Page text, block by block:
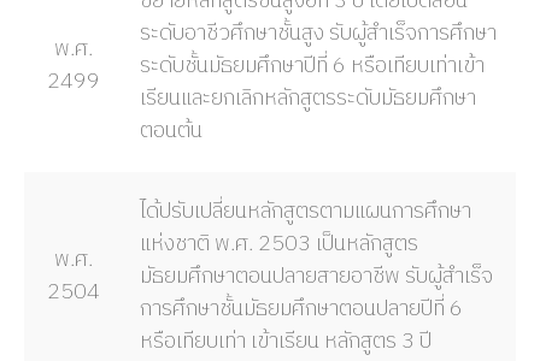
พ.ศ.
2499
ระดับอาชีวศึกษาชั้นสูง รับผู้สำเร็จการศึกษา
ระดับชั้นมัธยมศึกษาปีที่ 6 หรือเทียบเท่าเข้า
เรียนและยกเลิกหลักสูตรระดับมัธยมศึกษา
ตอนต้น
พ.ศ.
2504
ได้ปรับเปลี่ยนหลักสูตรตามแผนการศึกษา
แห่งชาติ พ.ศ. 2503 เป็นหลักสูตร
มัธยมศึกษาตอนปลายสายอาชีพ รับผู้สำเร็จ
การศึกษาชั้นมัธยมศึกษาตอนปลายปีที่ 6
หรือเทียบเท่า เข้าเรียน หลักสูตร 3 ปี